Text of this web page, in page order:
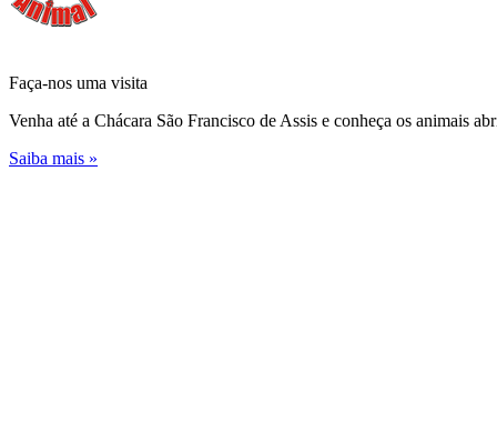
Faça-nos uma visita
Venha até a Chácara São Francisco de Assis e conheça os animais
Saiba mais »